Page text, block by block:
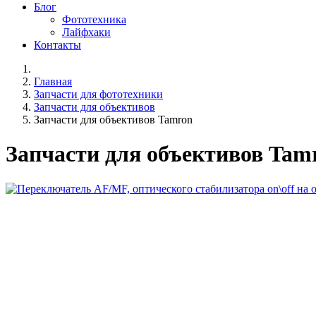
Блог
Фототехника
Лайфхаки
Контакты
Главная
Запчасти для фототехники
Запчасти для объективов
Запчасти для объективов Tamron
Запчасти для объективов